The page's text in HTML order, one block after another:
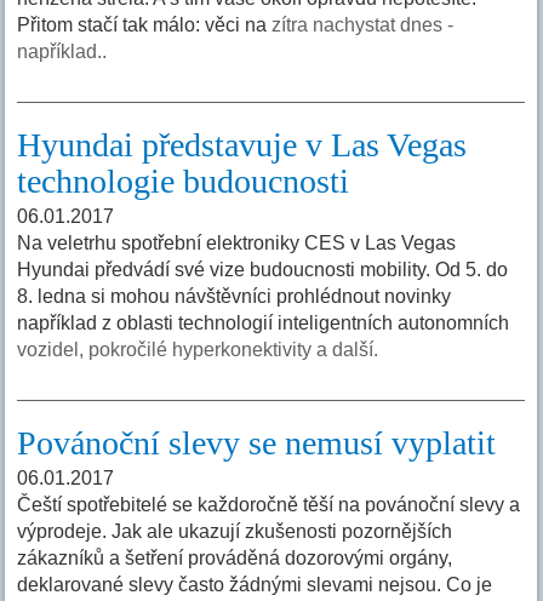
Přitom stačí tak málo: věci na zítra nachystat dnes -
například..
Hyundai představuje v Las Vegas
technologie budoucnosti
06.01.2017
Na veletrhu spotřební elektroniky CES v Las Vegas
Hyundai předvádí své vize budoucnosti mobility. Od 5. do
8. ledna si mohou návštěvníci prohlédnout novinky
například z oblasti technologií inteligentních autonomních
vozidel, pokročilé hyperkonektivity a další.
Povánoční slevy se nemusí vyplatit
06.01.2017
Čeští spotřebitelé se každoročně těší na povánoční slevy a
výprodeje. Jak ale ukazují zkušenosti pozornějších
zákazníků a šetření prováděná dozorovými orgány,
deklarované slevy často žádnými slevami nejsou. Co je